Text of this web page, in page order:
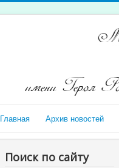
Главная Архив новостей
Поиск по сайту